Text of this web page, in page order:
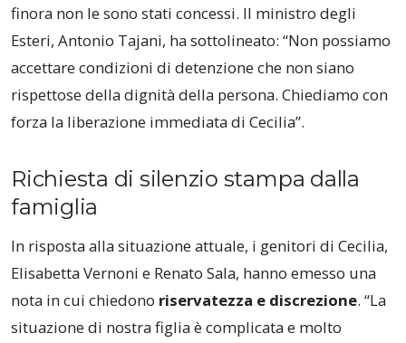
finora non le sono stati concessi. Il ministro degli
Esteri, Antonio Tajani, ha sottolineato: “Non possiamo
accettare condizioni di detenzione che non siano
rispettose della dignità della persona. Chiediamo con
forza la liberazione immediata di Cecilia”.
Richiesta di silenzio stampa dalla
famiglia
In risposta alla situazione attuale, i genitori di Cecilia,
Elisabetta Vernoni e Renato Sala, hanno emesso una
nota in cui chiedono riservatezza e discrezione. “La
situazione di nostra figlia è complicata e molto